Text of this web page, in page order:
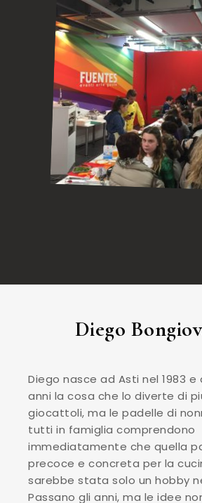
Diego
Diego nasce ad Asti nel 1983
anni la cosa che lo diverte di
giocattoli, ma le padelle di
tutti in famiglia comprendono
immediatamente che quella
precoce e concreta per la
sarebbe stata solo un hobby
Passano gli anni, ma le idee